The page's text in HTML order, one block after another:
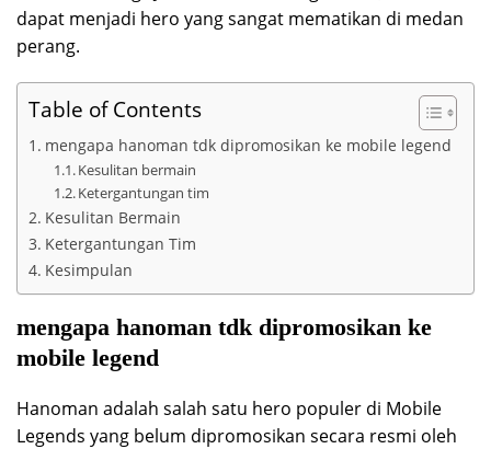
dapat menjadi hero yang sangat mematikan di medan
perang.
Table of Contents
mengapa hanoman tdk dipromosikan ke mobile legend
Kesulitan bermain
Ketergantungan tim
Kesulitan Bermain
Ketergantungan Tim
Kesimpulan
mengapa hanoman tdk dipromosikan ke
mobile legend
Hanoman adalah salah satu hero populer di Mobile
Legends yang belum dipromosikan secara resmi oleh